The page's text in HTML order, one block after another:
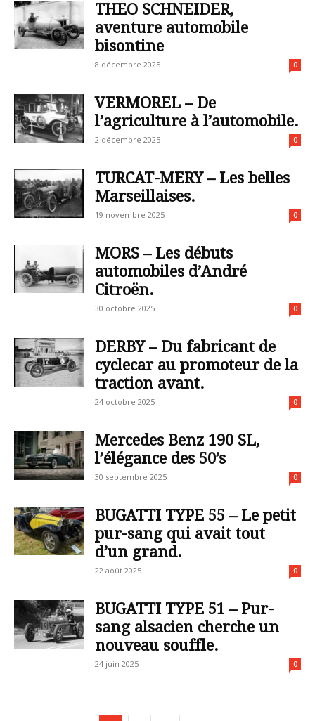
THEO SCHNEIDER,
aventure automobile
bisontine
8 décembre 2025 0
VERMOREL – De
l’agriculture à l’automobile.
2 décembre 2025 0
TURCAT-MERY – Les belles
Marseillaises.
19 novembre 2025 0
MORS – Les débuts
automobiles d’André
Citroën.
30 octobre 2025 0
DERBY – Du fabricant de
cyclecar au promoteur de la
traction avant.
24 octobre 2025 0
Mercedes Benz 190 SL,
l’élégance des 50’s
30 septembre 2025 0
BUGATTI TYPE 55 – Le petit
pur-sang qui avait tout
d’un grand.
22 août 2025 0
BUGATTI TYPE 51 – Pur-
sang alsacien cherche un
nouveau souffle.
24 juin 2025 0